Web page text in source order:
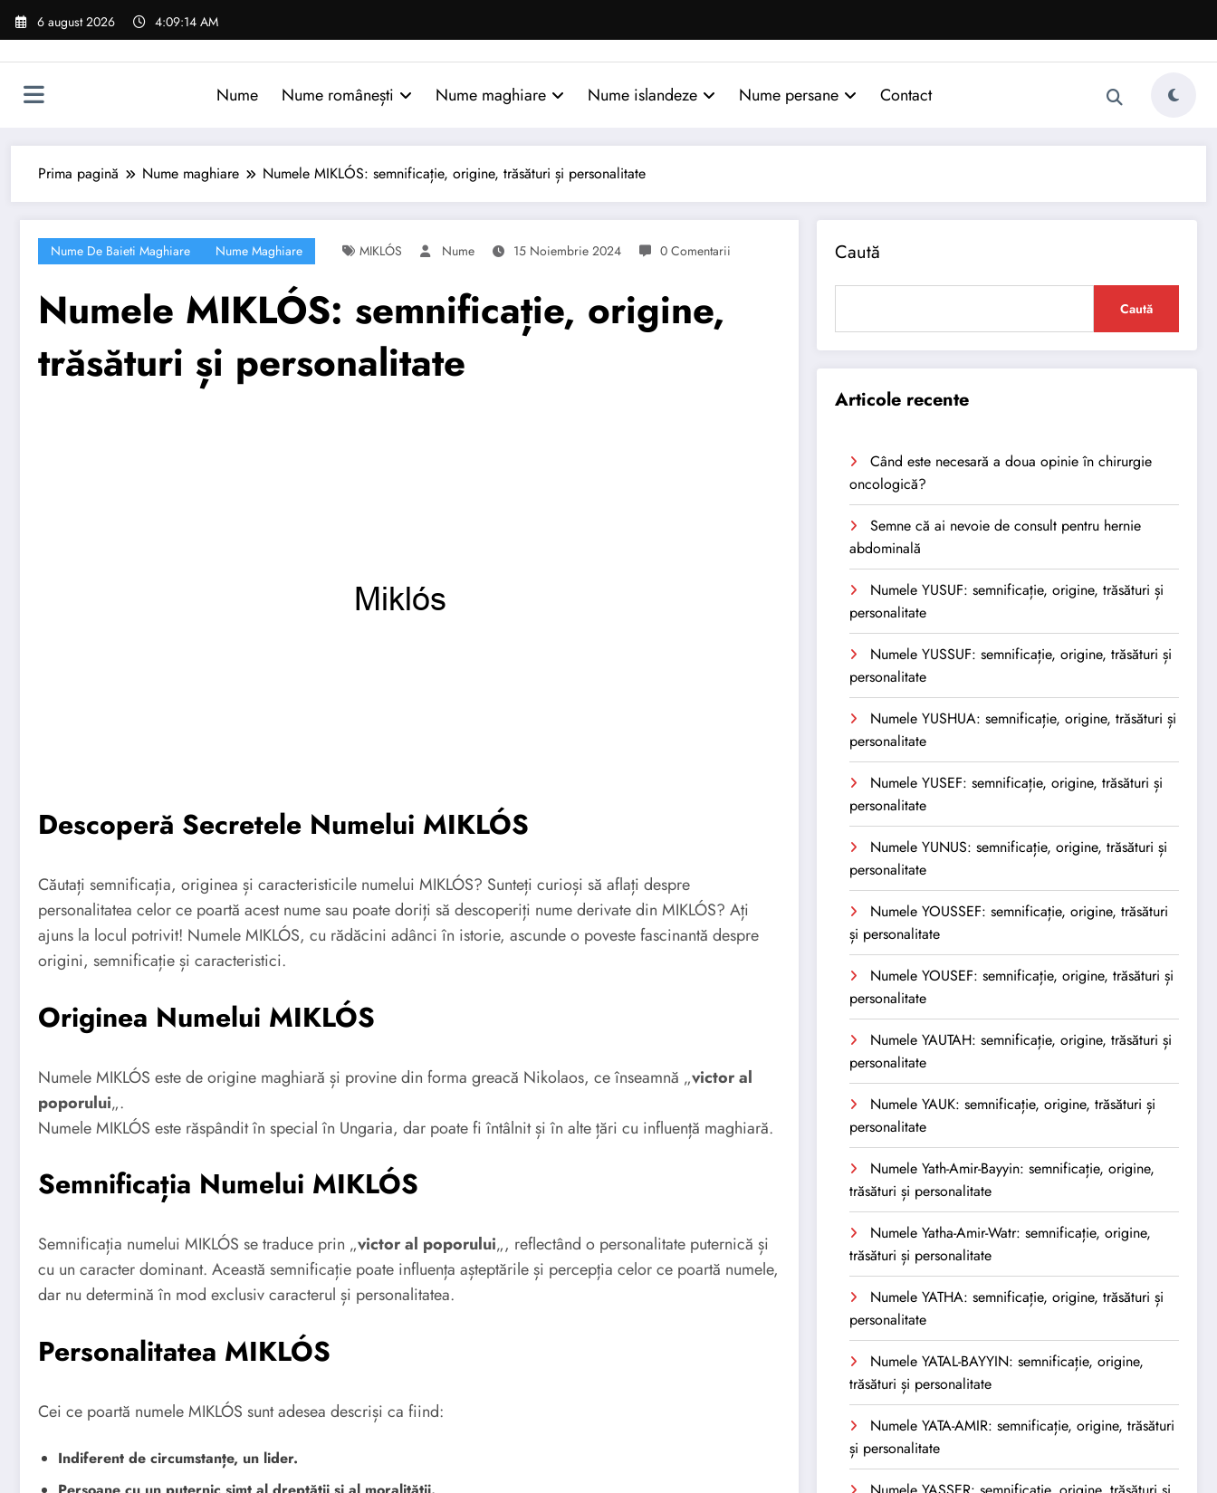
Sari
6 august 2026 4:09:15 AM
Nume Nume românești Nume maghiare Nume islandeze Nume persane Contact
Prima pagină Nume maghiare Numele MIKLÓS: semnificație, origine, trăsături și personalitate
Nume De Baieti Maghiare Nume Maghiare MIKLÓS Nume 15 Noiembrie 2024 0 Comentarii
Numele MIKLÓS: semnificație, origine,
trăsături și personalitate
Descoperă Secretele Numelui MIKLÓS
Căutați semnificația, originea și caracteristicile numelui MIKLÓS? Sunteți curioși să aflați despre
personalitatea celor ce poartă acest nume sau poate doriți să descoperiți nume derivate din MIKLÓS? Ați
ajuns la locul potrivit! Numele MIKLÓS, cu rădăcini adânci în istorie, ascunde o poveste fascinantă despre
origini, semnificație și caracteristici.
Originea Numelui MIKLÓS
Numele MIKLÓS este de origine maghiară și provine din forma greacă Nikolaos, ce înseamnă „victor al
poporului„.
Numele MIKLÓS este răspândit în special în Ungaria, dar poate fi întâlnit și în alte țări cu influență maghiară.
Semnificația Numelui MIKLÓS
Semnificația numelui MIKLÓS se traduce prin „victor al poporului„, reflectând o personalitate puternică și
cu un caracter dominant. Această semnificație poate influența așteptările și percepția celor ce poartă numele,
dar nu determină în mod exclusiv caracterul și personalitatea.
Personalitatea MIKLÓS
Cei ce poartă numele MIKLÓS sunt adesea descriși ca fiind:
Indiferent de circumstanțe, un lider.
Caută
Caută
Articole recente
Când este necesară a doua opinie în chirurgie
oncologică?
Semne că ai nevoie de consult pentru hernie
abdominală
Numele YUSUF: semnificație, origine, trăsături și
personalitate
Numele YUSSUF: semnificație, origine, trăsături și
personalitate
Numele YUSHUA: semnificație, origine, trăsături și
personalitate
Numele YUSEF: semnificație, origine, trăsături și
personalitate
Numele YUNUS: semnificație, origine, trăsături și
personalitate
Numele YOUSSEF: semnificație, origine, trăsături
și personalitate
Numele YOUSEF: semnificație, origine, trăsături și
personalitate
Numele YAUTAH: semnificație, origine, trăsături și
personalitate
Numele YAUK: semnificație, origine, trăsături și
personalitate
Numele Yath-Amir-Bayyin: semnificație, origine,
trăsături și personalitate
Numele Yatha-Amir-Watr: semnificație, origine,
trăsături și personalitate
Numele YATHA: semnificație, origine, trăsături și
personalitate
Numele YATAL-BAYYIN: semnificație, origine,
trăsături și personalitate
Numele YATA-AMIR: semnificație, origine, trăsături
și personalitate